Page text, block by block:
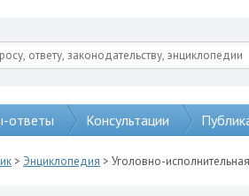
ответы Консультации
> Энциклопедия > Уголовно-